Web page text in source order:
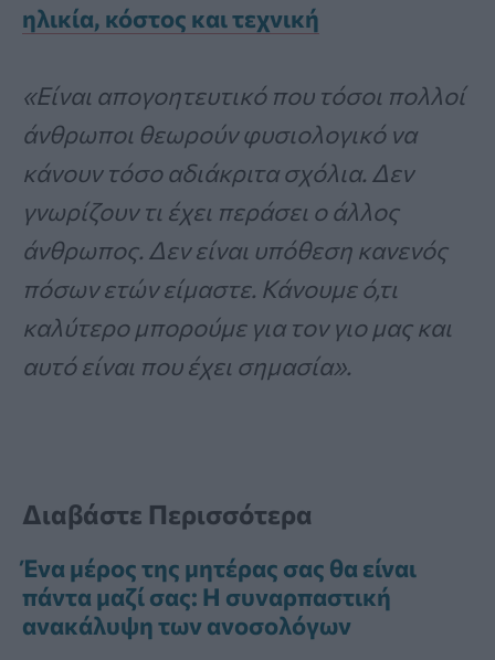
ηλικία, κόστος και τεχνική
«Είναι απογοητευτικό που τόσοι πολλοί
άνθρωποι θεωρούν φυσιολογικό να
κάνουν τόσο αδιάκριτα σχόλια. Δεν
γνωρίζουν τι έχει περάσει ο άλλος
άνθρωπος. Δεν είναι υπόθεση κανενός
πόσων ετών είμαστε. Κάνουμε ό,τι
καλύτερο μπορούμε για τον γιο μας και
αυτό είναι που έχει σημασία».
Διαβάστε Περισσότερα
Ένα μέρος της μητέρας σας θα είναι
πάντα μαζί σας: Η συναρπαστική
ανακάλυψη των ανοσολόγων